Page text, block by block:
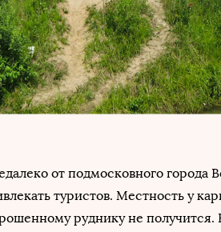
от подмосковного города
туристов. Местность у
руднику не